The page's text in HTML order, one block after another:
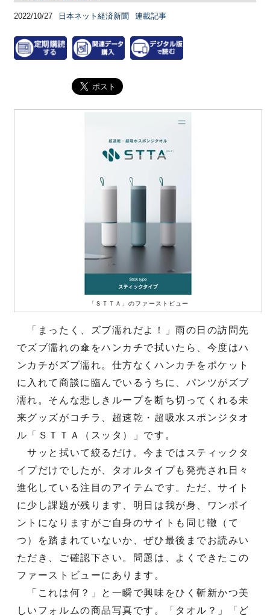
2022/10/27 日本ネット経済新聞 連載記事
「ＳＴＴＡ」のファーストビュー
「まったく、ズブ濡れだよ！」雨の日の訪問先
でズブ濡れの傘をハンカチで拭いたら、今度はハ
ンカチがズブ濡れ。仕方なくハンカチをポケット
に入れて商談に臨んでいるうちに、パンツがズブ
濡れ。そんな悲しきループを断ち切ってくれる未
来グッズがコチラ、超速乾・超吸水スポンジタオ
ル「ＳＴＴＡ（スッタ）」です。
サッと拭いて絞るだけ。今まではスティックタ
イプだけでしたが、タオルタイプも発売され日々
進化している注目のアイテムです。ただ、サイト
に少し課題が残ります、明日は我が身、ワンポイ
ントになりますがご自身のサイトも同じ轍（て
つ）を踏まれていないか、ぜひ最後までお読みい
ただき、ご確認下さい。問題は、よくできたこの
ファーストビューにあります。
「これは何？」と一瞬で興味をひく斬新かつ美
しいフォルムの商品写真です。「タオル？」「ど